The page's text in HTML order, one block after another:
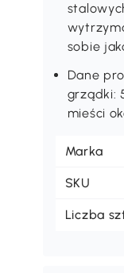
sobie
Dane
grządki:
mieści
Marka
SKU
Liczba